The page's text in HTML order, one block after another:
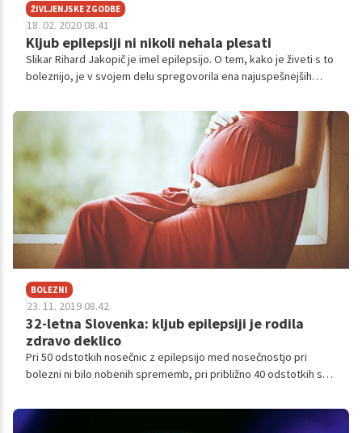
ŽIVLJENJSKE ZGODBE
18. 02. 2020 08.41
Kljub epilepsiji ni nikoli nehala plesati
Slikar Rihard Jakopič je imel epilepsijo. O tem, kako je živeti s to
boleznijo, je v svojem delu spregovorila ena najuspešnejših
najpogostejšo nevrološko motnjo, tako pri odraslih kot otrocih.
A kot opozarjajo strokovnjaki, družba premalo razume, da se pri
vsakem pokaže drugače. Danes 20-letni Daši kljub diagnozi nikoli
ni bilo treba prenehati treningov plesa. Je večkratna evropska
in svetovna prvakinja.
BOLEZNI
23. 11. 2019 08.42
32-letna Slovenka: kljub epilepsiji je rodila
zdravo deklico
Pri 50 odstotkih nosečnic z epilepsijo med nosečnostjo pri
bolezni ni bilo nobenih sprememb, pri približno 40 odstotkih se
epilepsijo pa je nosečnost privedla do poslabšanja. Epilepsija ni
razlog, da bi se nosečnost odsvetovala. Približno 90 odstotkov